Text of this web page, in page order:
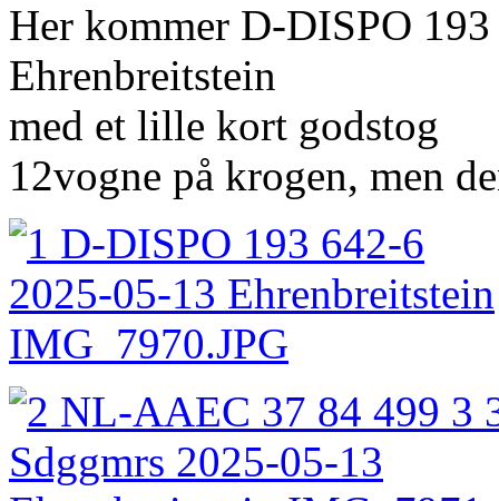
Her kommer D-DISPO
Ehrenbreitstein
med et lille kort godstog
12vogne på krogen, men